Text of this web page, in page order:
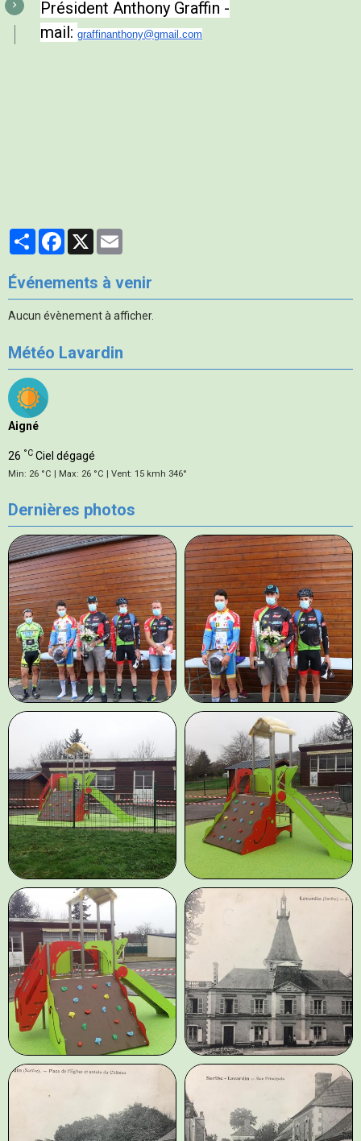
Président Anthony Graffin -
mail: graffinanthony@gmail.com
PartagerFacebook
X
Événements à venir
Aucun évènement à afficher.
Météo Lavardin
Aigné
26 °C Ciel dégagé
Min: 26 °C | Max: 26 °C | Vent: 15 kmh 346°
Dernières photos